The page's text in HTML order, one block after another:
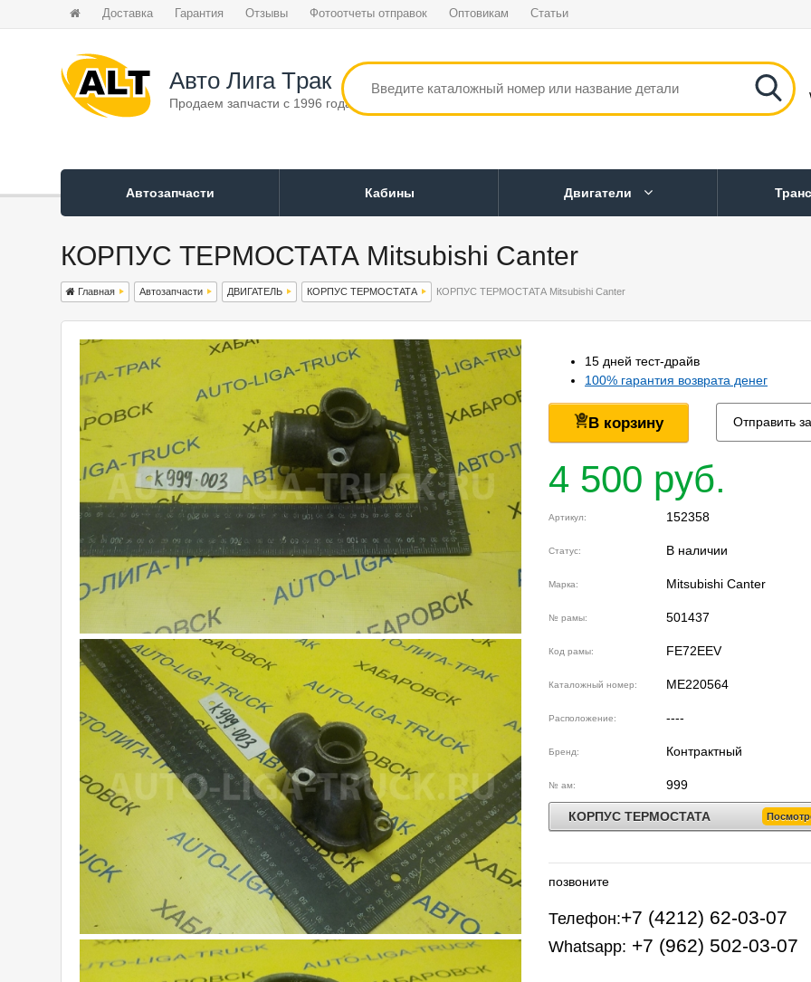
Доставка Гарантия Отзывы Фотоотчеты отправок Оптовикам Статьи
Авто Лига Tрак
Продаем запчасти с 1996 года
Автозапчасти Кабины Двигатели
КОРПУС ТЕРМОСТАТА Mitsubishi Canter
Главная Автозапчасти ДВИГАТЕЛЬ КОРПУС ТЕРМОСТАТА КОРПУС ТЕРМОСТАТА Mitsubishi Canter
15 дней тест-драйв
100% гарантия возврата денег
В корзину Отправить
4 500 руб.
Артикул: 152358
Статус: В наличии
Марка: Mitsubishi Canter
№ рамы: 501437
Код рамы: FE72EEV
Каталожный номер: ME220564
Расположение: ----
Бренд: Контрактный
№ ам: 999
КОРПУС ТЕРМОСТАТА
позвоните
Телефон:+7 (4212) 62-03-07
Whatsapp: +7 (962) 502-03-07